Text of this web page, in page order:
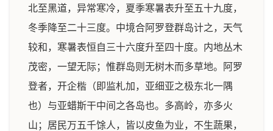
北至黑道，异常寒冷，夏季寒暑表升至五十九度，
冬季降至二十三度。中境合阿罗登群岛计之，天气
较和，寒暑表恒自三十六度升至四十度。内地丛木
茂密，一望无际；惟群岛则无树木而多草地。阿罗
登者，开企楷（即监札加，亚细亚之极东北一隅
也）与亚蜡斯干中间之各岛也。多高岭，亦多火
山；居民万五千馀人，皆以皮鱼为业，不生蔬果，